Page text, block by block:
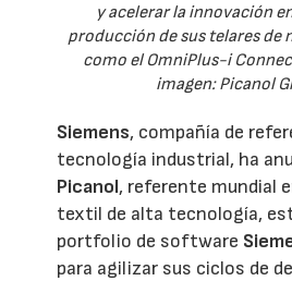
y acelerar la innovación
producción de sus telares de
como el OmniPlus-i
imagen: Picanol
Siemens, compañía de
tecnología industrial, ha
Picanol, referente mundial
textil de alta tecnología,
portfolio de software
para agilizar sus ciclos de